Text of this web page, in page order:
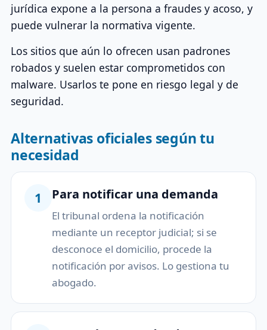
jurídica expone a la persona a fraudes y acoso, y
puede vulnerar la normativa vigente.
Los sitios que aún lo ofrecen usan padrones
robados y suelen estar comprometidos con
malware. Usarlos te pone en riesgo legal y de
seguridad.
Alternativas oficiales según tu
necesidad
1 Para notificar una demanda
El tribunal ordena la notificación
mediante un receptor judicial; si se
desconoce el domicilio, procede la
notificación por avisos. Lo gestiona tu
abogado.